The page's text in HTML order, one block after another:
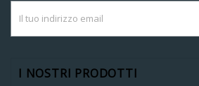
I NOSTRI PRODOTTI